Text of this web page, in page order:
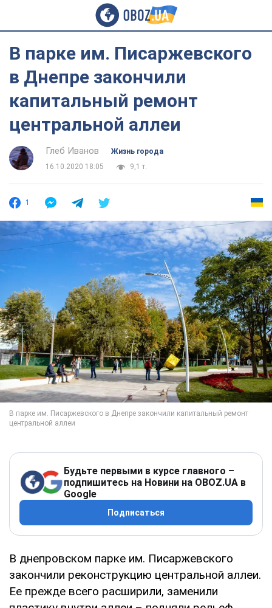
В парке им. Писаржевского
в Днепре закончили
капитальный ремонт
центральной аллеи
Глеб Иванов
Жизнь города
16.10.2020 18:05
9,1 т.
1
Будьте первыми в курсе главного –
подпишитесь на Новини на OBOZ.UA в
Google
Подписаться
В днепровском парке им. Писаржевского
закончили реконструкцию центральной аллеи.
Ее прежде всего расширили, заменили